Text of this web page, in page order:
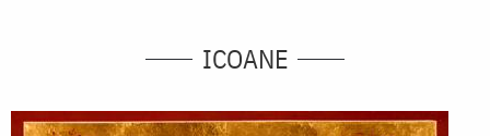
ICOANE